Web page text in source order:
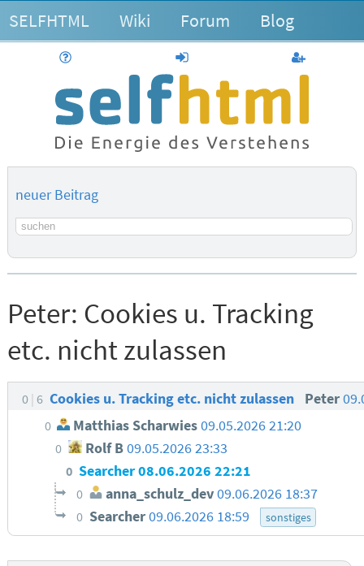
SELFHTML Wiki Forum Blog
anmelden
neuer Beitrag
Suchbegriff
Peter: Cookies u. Tracking
etc. nicht zulassen
0 6 Cookies u. Tracking etc. nicht zulassen Peter
0 Matthias Scharwies09.05.2026 21:20
0 Rolf B09.05.2026 23:33
0 Searcher08.06.2026 22:21
0 anna_schulz_dev09.06.2026 18:37
0 Searcher09.06.2026 18:59 sonstiges